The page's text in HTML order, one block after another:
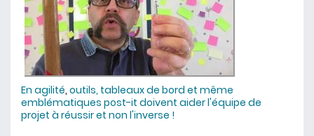
En agilité, outils, tableaux de bord et même
emblématiques post-it doivent aider l'équipe de
projet à réussir et non l'inverse !